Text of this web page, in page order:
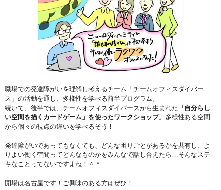
職場での発達障がいを理解し考えるチーム「チームオフィスダイバー
ス」の活動を通し、多様性を学べる前半プログラム。
続いて、後半では、チームオフィスダイバースから生まれた 「自分らし
い空間を描くカードゲーム」を使ったワークショップ。多様性ある空間
から個々の視点の違いを学べるそう！
発達障がいであってもなくても、どんな困りごとがあるかを共有し、よ
りよい働く空間ってどんなものかをみんなで話し合えたら…そんなステ
キなことってないですよね！＾＾
開場は名古屋です！ご興味のある方はぜひ！